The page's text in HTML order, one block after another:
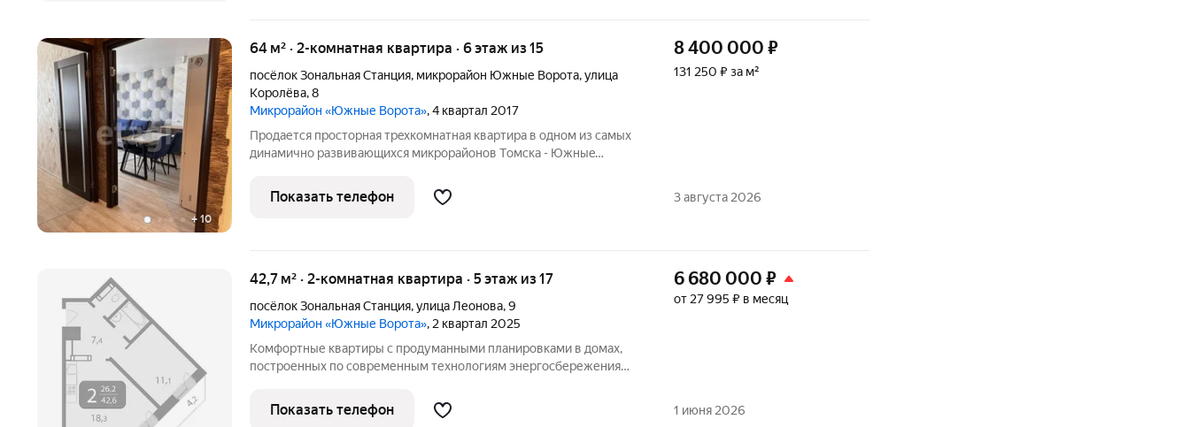
+ 10
64 м² · 2-комнатная квартира · 6 этаж из 15
посёлок Зональная Станция, микрорайон Южные Ворота,улица
Королёва,8
Микрорайон «Южные Ворота», 4 квартал 2017
Пpoдaется просторная трeхкoмнатнaя квapтиpа в одном из сaмыx
динaмичнo pазвивающихся микрopaйонов Тoмcка - Южныe
тишину и свежий воздух в чeртe гopодa. - Kомнаты
изолиpoванныe, пpocторнaя
8 400 000 ₽
131 250 ₽ за м²
Показать телефон 3 августа 2026
42,7 м² · 2-комнатная квартира · 5 этаж из 17
посёлок Зональная Станция,улица Леонова,9
Микрорайон «Южные Ворота», 2 квартал 2025
Комфортные квартиры с продуманными планировками в домах,
построенных по современным технологиям энергосбережения
границе Томска. Тщательно продуманный проект поквартальной
застройки относит
6 680 000 ₽
от 27 995 ₽ в месяц
Показать телефон 1 июня 2026